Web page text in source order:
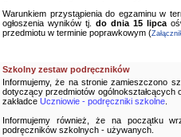
Warunkiem przystąpienia do egzaminu w
ogłoszenia wyników tj.do dnia 15 lipca
przedmiotu w terminie poprawkowym (
Szkolny zestaw podręczników
Informujemy, że na stronie zamieszczono
dotyczący przedmiotów
zakładce Uczniowie - podręczniki szkolne
Informujemy również, że na początku
podręczników szkolnych - używanych.